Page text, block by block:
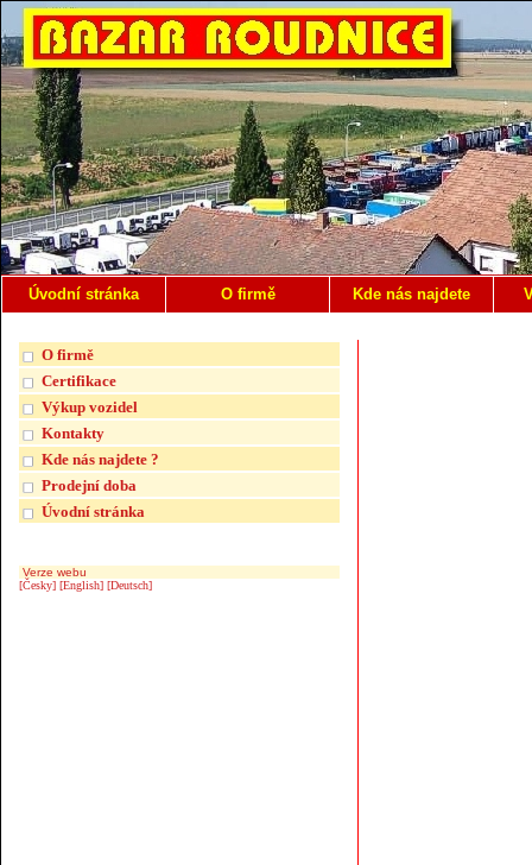
Úvodní stránka O firmě Kde nás najdete
O firmě
Certifikace
Výkup vozidel
Kontakty
Kde nás najdete ?
Prodejní doba
Úvodní stránka
Verze webu
[Česky] [English] [Deutsch]